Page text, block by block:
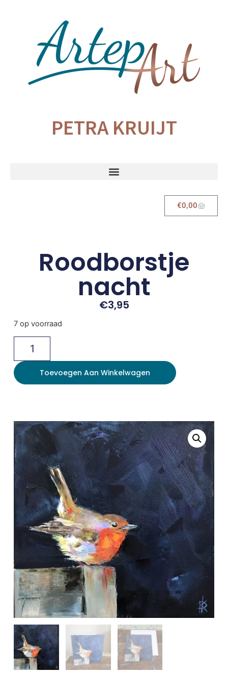
PETRA KRUIJT
€0,00
Roodborstje
nacht
€3,95
7 op voorraad
Toevoegen Aan Winkelwagen